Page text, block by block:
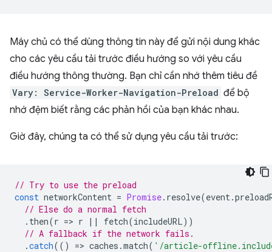
Máy chủ có thể dùng thông tin này để gửi nội dung khác
cho các yêu cầu tải trước điều hướng so với yêu cầu
điều hướng thông thường. Bạn chỉ cần nhớ thêm tiêu đề
Vary: Service-Worker-Navigation-Preload để bộ
nhớ đệm biết rằng các phản hồi của bạn khác nhau.
Giờ đây, chúng ta có thể sử dụng yêu cầu tải trước:
// Try to use the preload
const networkContent = Promise. resolve(event.
// Else do a normal fetch
. then(r => r || fetch(includeURL))
// A fallback if the network fails.
.catch(() => caches .match( '/article-